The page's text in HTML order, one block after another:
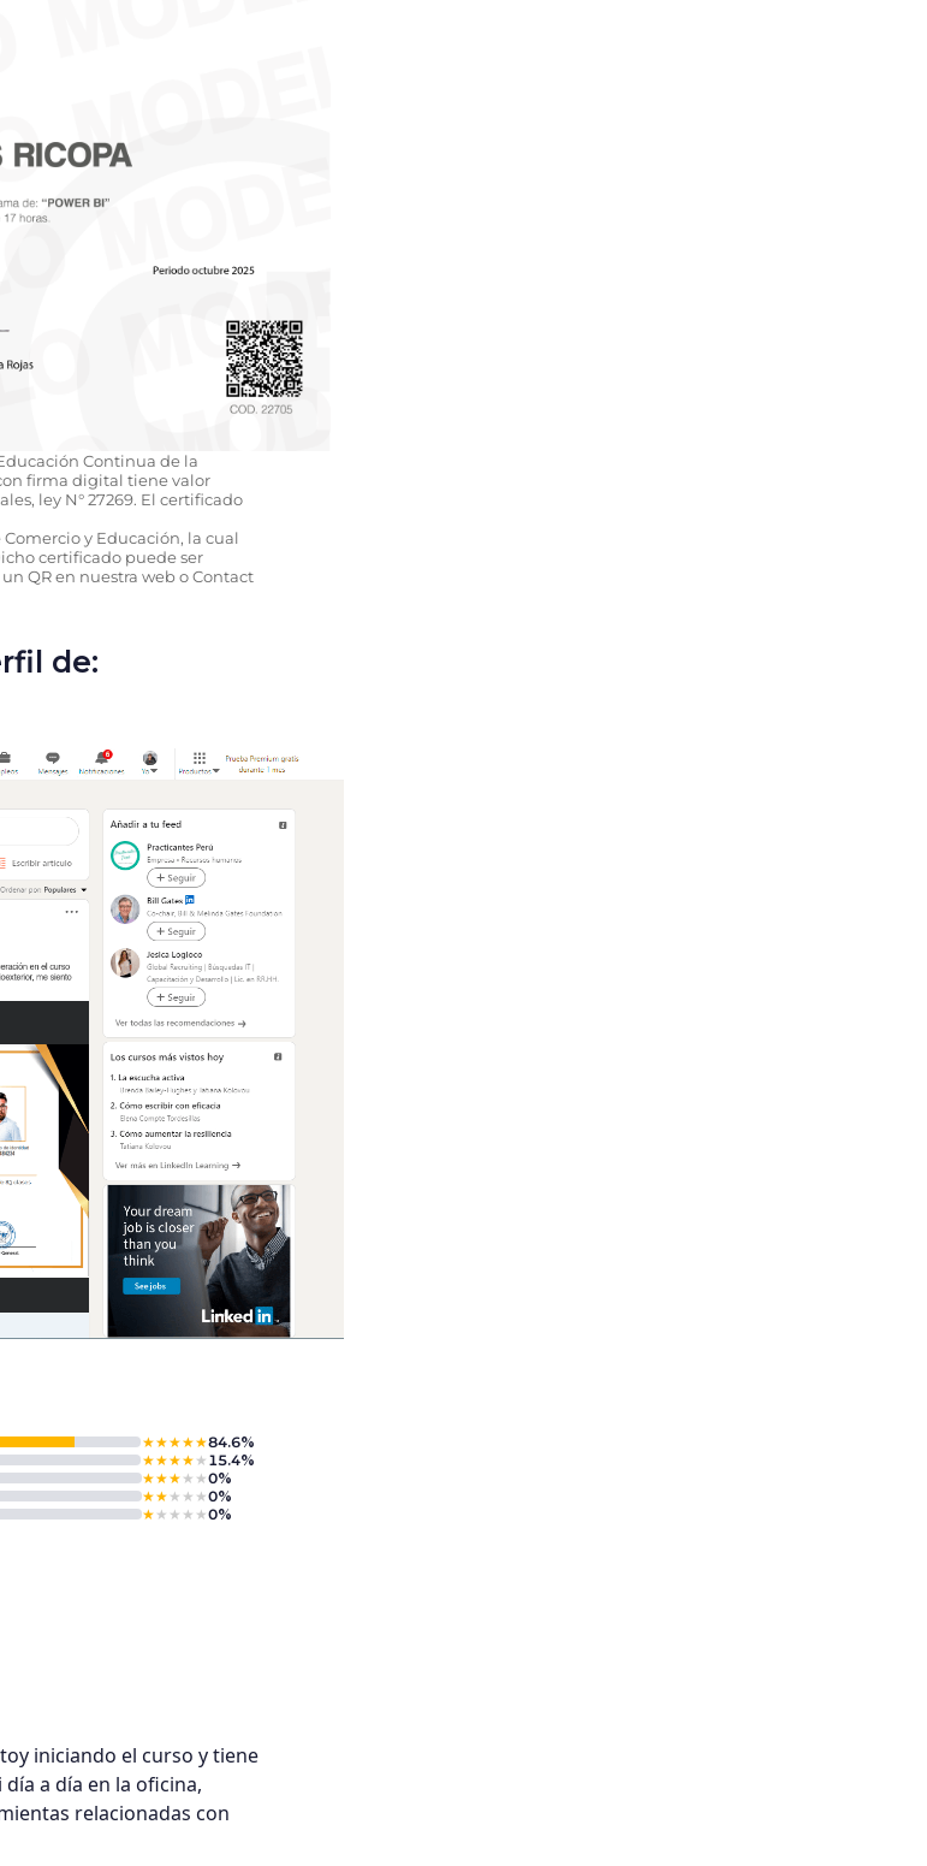
Continua de la
firma digital tiene valor
ley N° 27269. El certificado
y Educación, la cual
certificado puede ser
QR en nuestra web o Contact
de:
★★★★★84.6%
★★★★ ★ 15.4%
★★★ ★ ★0%
★★ ★ ★ ★0%
★ ★ ★ ★ ★0%
iniciando el curso y tiene
a día en la oficina,
relacionadas con